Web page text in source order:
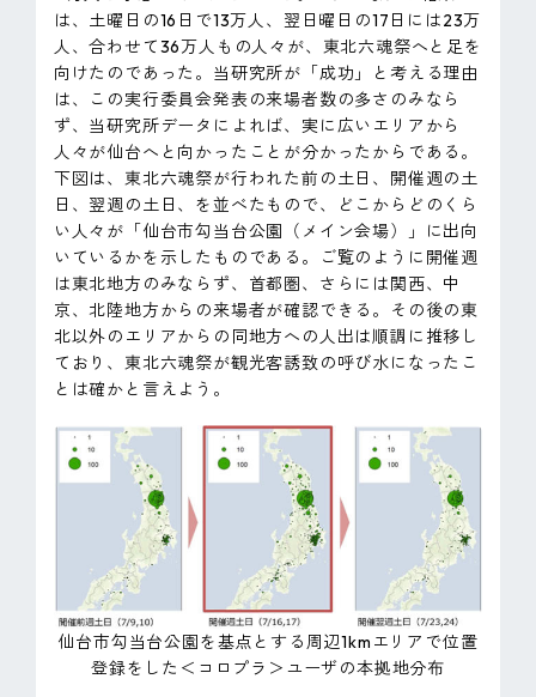
は、土曜日の16日で13万人、翌日曜日の17日には23万
人、合わせて36万人もの人々が、東北六魂祭へと足を
向けたのであった。当研究所が「成功」と考える理由
は、この実行委員会発表の来場者数の多さのみなら
ず、当研究所データによれば、実に広いエリアから
人々が仙台へと向かったことが分かったからである。
下図は、東北六魂祭が行われた前の土日、開催週の土
日、翌週の土日、を並べたもので、どこからどのくら
い人々が「仙台市勾当台公園（メイン会場）」に出向
いているかを示したものである。ご覧のように開催週
は東北地方のみならず、首都圏、さらには関西、中
京、北陸地方からの来場者が確認できる。その後の東
北以外のエリアからの同地方への人出は順調に推移し
ており、東北六魂祭が観光客誘致の呼び水になったこ
とは確かと言えよう。
仙台市勾当台公園を基点とする周辺1kmエリアで位置
登録をした＜コロプラ＞ユーザの本拠地分布